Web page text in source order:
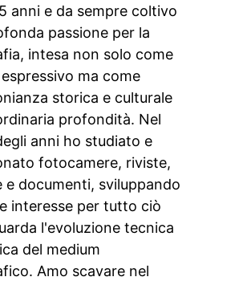
anni e da sempre coltivo
passione per la
intesa non solo come
ma come
storica e culturale
profondità. Nel
anni ho studiato e
fotocamere, riviste,
e documenti, sviluppando
interesse per tutto ciò
l'evoluzione tecnica
del medium
Amo scavare nel